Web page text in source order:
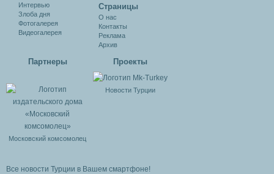
Интервью
Злоба дня
Фотогалерея
Видеогалерея
Cтраницы
О нас
Контакты
Реклама
Архив
Партнеры
Московский комсомолец
Проекты
Новости Турции
Все новости Турции в Вашем смартфоне!